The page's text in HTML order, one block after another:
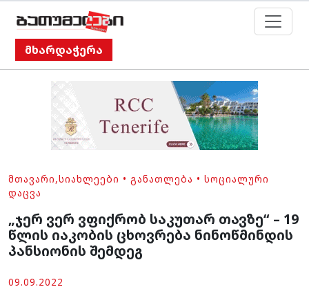
მხარდაჭერა
ᲛᲗᲐᲕᲐᲠᲘ,ᲡᲘᲐᲮᲚᲔᲔᲑᲘ • ᲒᲐᲜᲐᲗᲚᲔᲑᲐ • ᲡᲝᲪᲘᲐᲚᲣᲠᲘ
ᲓᲐᲪᲕᲐ
„ჯერ ვერ ვფიქრობ საკუთარ თავზე“ – 19
წლის იაკობის ცხოვრება ნინოწმინდის
პანსიონის შემდეგ
09.09.2022